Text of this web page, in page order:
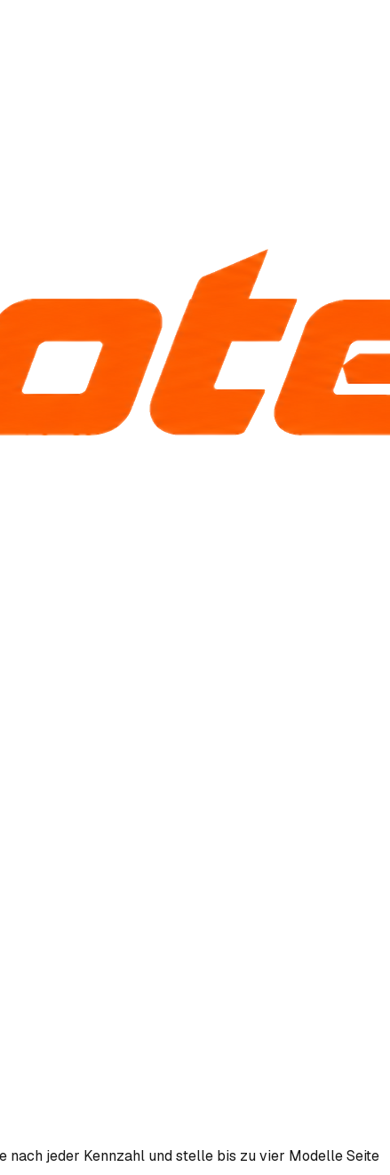
nach jeder Kennzahl und stelle bis zu vier Modelle Seite